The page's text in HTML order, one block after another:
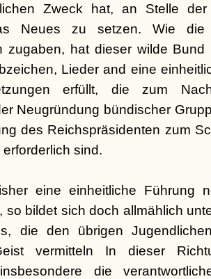
Zweck hat, an Stelle der
Neues zu setzen. Wie die
zugaben, hat dieser wilde
Lieder and eine
erfüllt, die zum
Neugründung bündischer
des Reichspräsidenten zum
sind.
eine einheitliche Führung
so bildet sich doch allmählich
die den übrigen
vermitteln In dieser
die